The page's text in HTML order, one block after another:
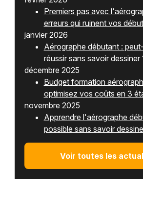
Premiers pas avec
erreurs qui ruinent vos
janvier 2026
Aérographe débutant :
réussir sans savoir dessiner
décembre 2025
Budget formation
optimisez vos coûts en 3
novembre 2025
Apprendre l'aérographe
possible sans savoir
Voir toutes les